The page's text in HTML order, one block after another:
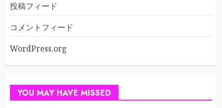
投稿フィード
コメントフィード
WordPress.org
YOU MAY HAVE MISSED